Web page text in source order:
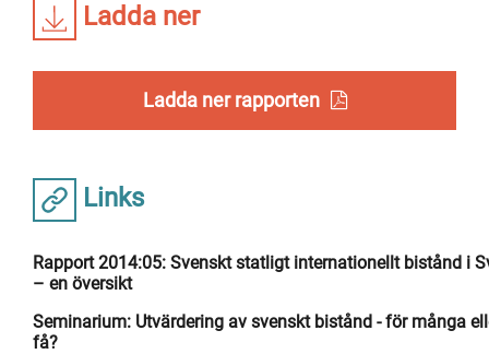
Ladda ner
Ladda ner rapporten
Links
Rapport 2014:05: Svenskt statligt internationellt bistånd i
– en översikt
Seminarium: Utvärdering av svenskt bistånd - för många
få?